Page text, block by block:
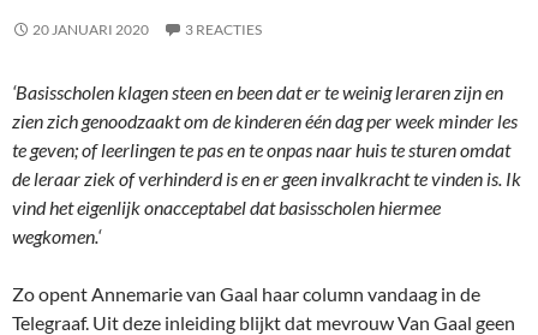
20 JANUARI 2020 3 REACTIES
‘Basisscholen klagen steen en been dat er te weinig leraren zijn en
zien zich genoodzaakt om de kinderen één dag per week minder les
te geven; of leerlingen te pas en te onpas naar huis te sturen omdat
de leraar ziek of verhinderd is en er geen invalkracht te vinden is. Ik
vind het eigenlijk onacceptabel dat basisscholen hiermee
wegkomen.‘
Zo opent Annemarie van Gaal haar column vandaag in de
Telegraaf. Uit deze inleiding blijkt dat mevrouw Van Gaal geen